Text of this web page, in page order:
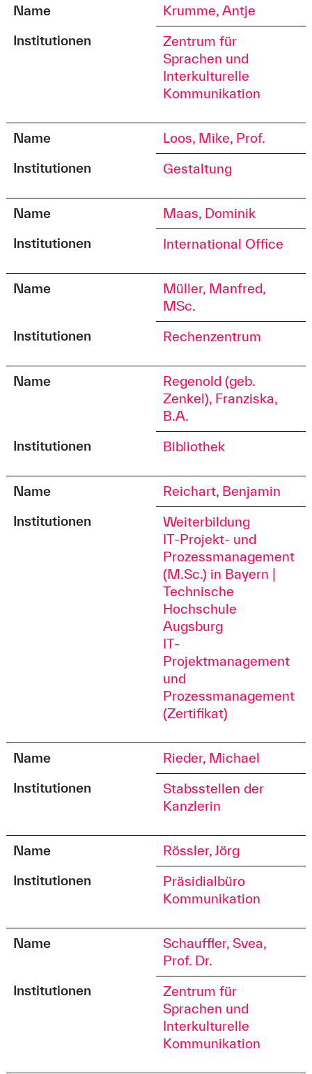
Name
Krumme, Antje
Institutionen
Zentrum für
Sprachen und
Interkulturelle
Kommunikation
Name
Loos, Mike, Prof.
Institutionen
Gestaltung
Name
Maas, Dominik
Institutionen
International Office
Name
Müller, Manfred,
MSc.
Institutionen
Rechenzentrum
Name
Regenold (geb.
Zenkel), Franziska,
B.A.
Institutionen
Bibliothek
Name
Reichart, Benjamin
Institutionen
Weiterbildung
IT-Projekt- und
Prozessmanagement
(M.Sc.) in Bayern |
Technische
Hochschule
Augsburg
IT-
Projektmanagement
und
Prozessmanagement
(Zertifikat)
Name
Rieder, Michael
Institutionen
Stabsstellen der
Kanzlerin
Name
Rössler, Jörg
Institutionen
Präsidialbüro
Kommunikation
Name
Schauffler, Svea,
Prof. Dr.
Institutionen
Zentrum für
Sprachen und
Interkulturelle
Kommunikation